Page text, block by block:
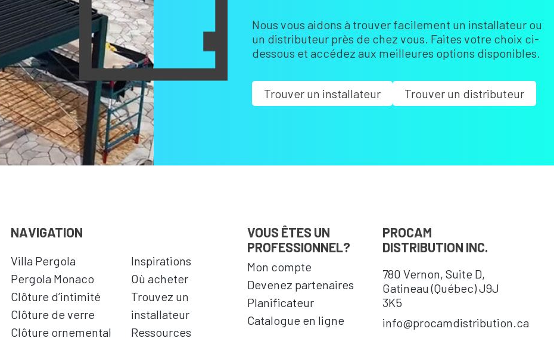
Nous vous aidons à trouver facilement un installateur ou
un distributeur près de chez vous. Faites votre choix ci-
dessous et accédez aux meilleures options disponibles.
Trouver un installateur Trouver un distributeur
NAVIGATION
Villa Pergola
Pergola Monaco
Clôture d’intimité
Clôture de verre
Clôture ornemental
Inspirations
Où acheter
Trouvez un
installateur
Ressources
VOUS ÊTES UN
PROFESSIONNEL?
Mon compte
Devenez partenaires
Planificateur
Catalogue en ligne
PROCAM
DISTRIBUTION INC.
780 Vernon, Suite D,
Gatineau (Québec) J9J
3K5
info@procamdistribution.ca